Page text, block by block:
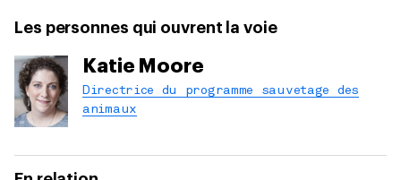
Les personnes qui ouvrent la voie
Katie Moore
Directrice du programme sauvetage des
animaux